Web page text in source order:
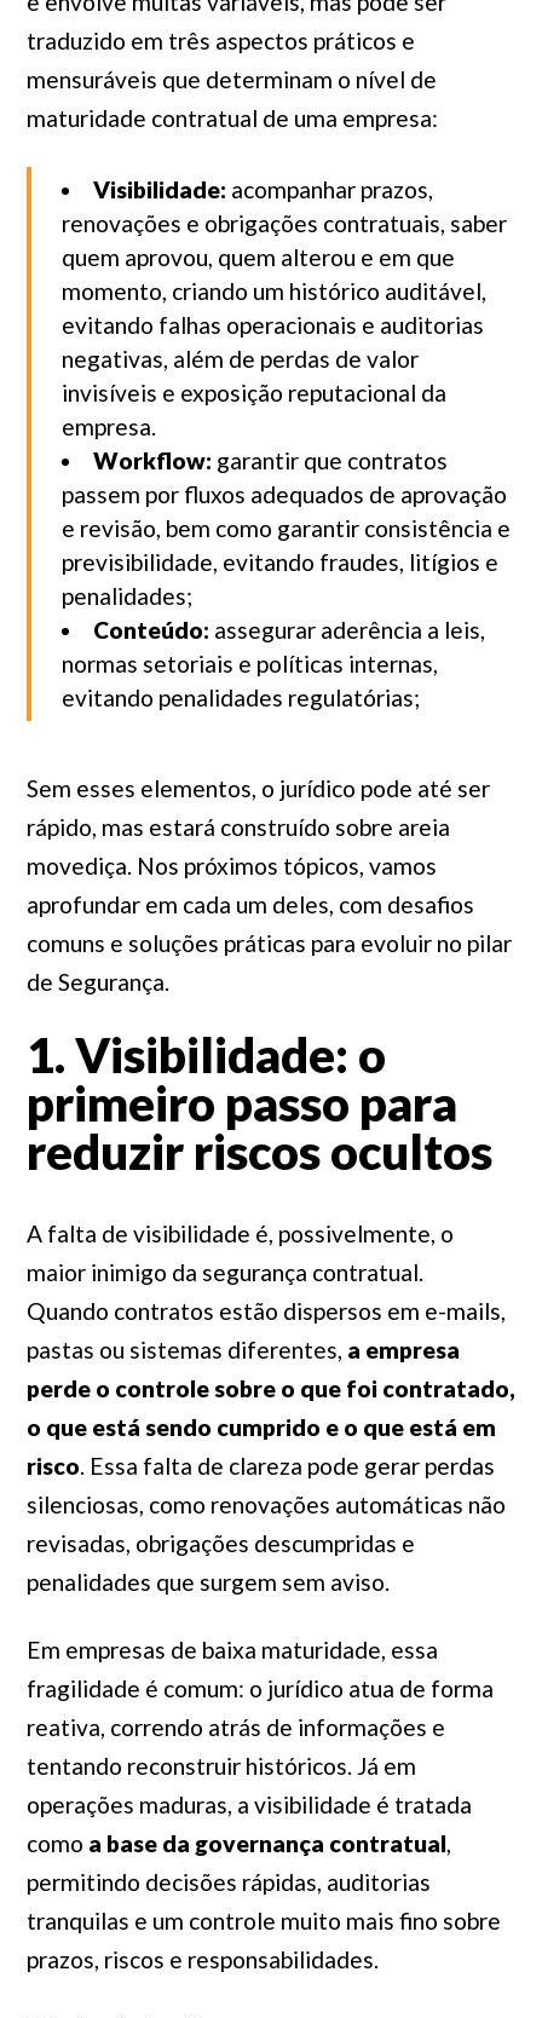
traduzido em três aspectos práticos e
mensuráveis que determinam o nível de
maturidade contratual de uma empresa:
Visibilidade: acompanhar prazos,
renovações e obrigações contratuais, saber
quem aprovou, quem alterou e em que
momento, criando um histórico auditável,
evitando falhas operacionais e auditorias
negativas, além de perdas de valor
invisíveis e exposição reputacional da
empresa.
Workflow: garantir que contratos
passem por fluxos adequados de aprovação
e revisão, bem como garantir consistência e
previsibilidade, evitando fraudes, litígios e
penalidades;
Conteúdo: assegurar aderência a leis,
normas setoriais e políticas internas,
evitando penalidades regulatórias;
Sem esses elementos, o jurídico pode até ser
rápido, mas estará construído sobre areia
movediça. Nos próximos tópicos, vamos
aprofundar em cada um deles, com desafios
comuns e soluções práticas para evoluir no pilar
de Segurança.
1. Visibilidade: o
primeiro passo para
reduzir riscos ocultos
A falta de visibilidade é, possivelmente, o
maior inimigo da segurança contratual.
Quando contratos estão dispersos em e-mails,
pastas ou sistemas diferentes, a empresa
perde o controle sobre o que foi contratado,
o que está sendo cumprido e o que está em
risco. Essa falta de clareza pode gerar perdas
silenciosas, como renovações automáticas não
revisadas, obrigações descumpridas e
penalidades que surgem sem aviso.
Em empresas de baixa maturidade, essa
fragilidade é comum: o jurídico atua de forma
reativa, correndo atrás de informações e
tentando reconstruir históricos. Já em
operações maduras, a visibilidade é tratada
como a base da governança contratual,
permitindo decisões rápidas, auditorias
tranquilas e um controle muito mais fino sobre
prazos, riscos e responsabilidades.